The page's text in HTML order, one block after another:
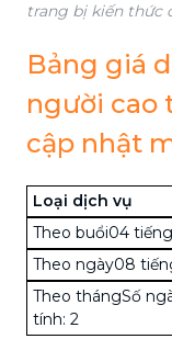
trang bị kiến thức
Bảng giá
người cao
cập nhật
Loại dịch vụ
Theo buổi04
Theo ngày08
Theo thángSố
tính: 2